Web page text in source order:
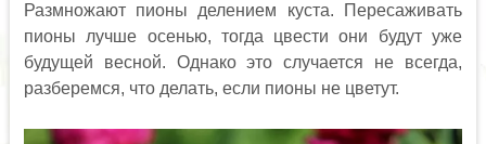
Размножают пионы делением куста. Пересаживать
пионы лучше осенью, тогда цвести они будут уже
будущей весной. Однако это случается не всегда,
разберемся, что делать, если пионы не цветут.